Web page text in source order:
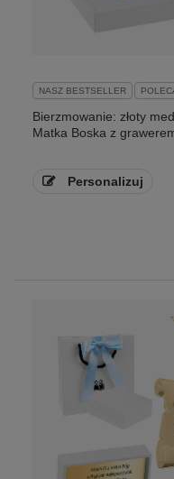
NASZ BESTSELLER
Bierzmowanie: złoty
Matka Boska z
Personalizuj